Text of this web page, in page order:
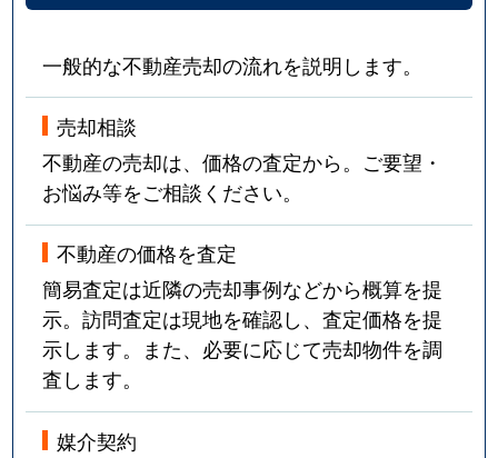
一般的な不動産売却の流れを説明します。
売却相談
不動産の売却は、価格の査定から。ご要望・
お悩み等をご相談ください。
不動産の価格を査定
簡易査定は近隣の売却事例などから概算を提
示。訪問査定は現地を確認し、査定価格を提
示します。また、必要に応じて売却物件を調
査します。
媒介契約